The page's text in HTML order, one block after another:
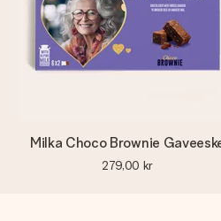
Milka Choco Brownie
279,00 kr